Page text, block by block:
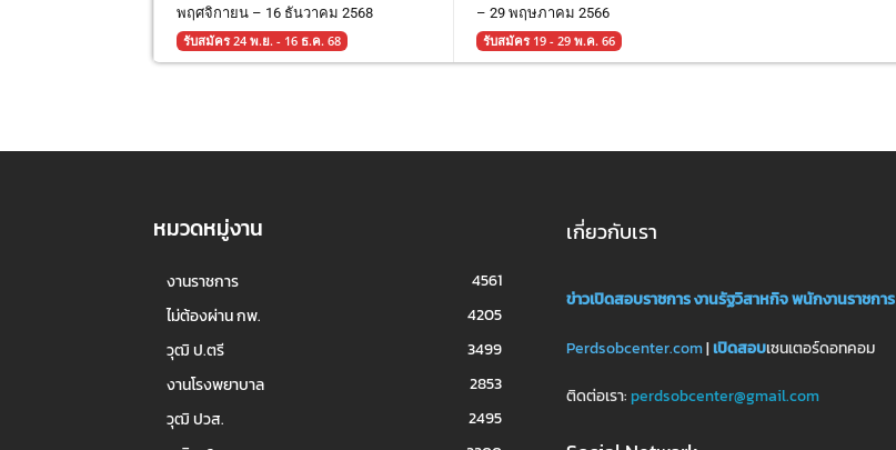
พฤศจิกายน – 16 ธันวาคม 2568
รับสมัคร 24 พ.ย. - 16 ธ.ค. 68
– 29 พฤษภาคม 2566
รับสมัคร 19 - 29 พ.ค. 66
หมวดหมู่งาน
งานราชการ
4561
ไม่ต้องผ่าน กพ.
4205
วุฒิ ป.ตรี
3499
งานโรงพยาบาล
2853
วุฒิ ปวส.
2495
เกี่ยวกับเรา
ข่าวเปิดสอบราชการงานรัฐวิสาหกิจพนักงานราชการ
Perdsobcenter.com|เปิดสอบเซนเตอร์ดอทคอม
ติดต่อเรา: perdsobcenter@gmail.com